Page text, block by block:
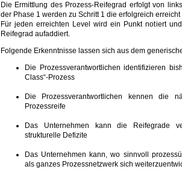
Die Ermittlung des Prozess-Reifegrad erfolgt von
der Phase 1 werden zu Schritt 1 die erfolgreich
Für jeden erreichten Level wird ein Punkt notiert
Reifegrad aufaddiert.
Folgende Erkenntnisse lassen sich aus dem
Die Prozessverantwortlichen identifizieren
Class“-Prozess
Die Prozessverantwortlichen kennen die
Prozessreife
Das Unternehmen kann die Reifegrade
strukturelle Defizite
Das Unternehmen kann, wo sinnvoll
als ganzes Prozessnetzwerk sich